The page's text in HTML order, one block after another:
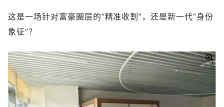
这是一场针对富豪圈层的“精准收割”，还是新一代“身份
象征”？